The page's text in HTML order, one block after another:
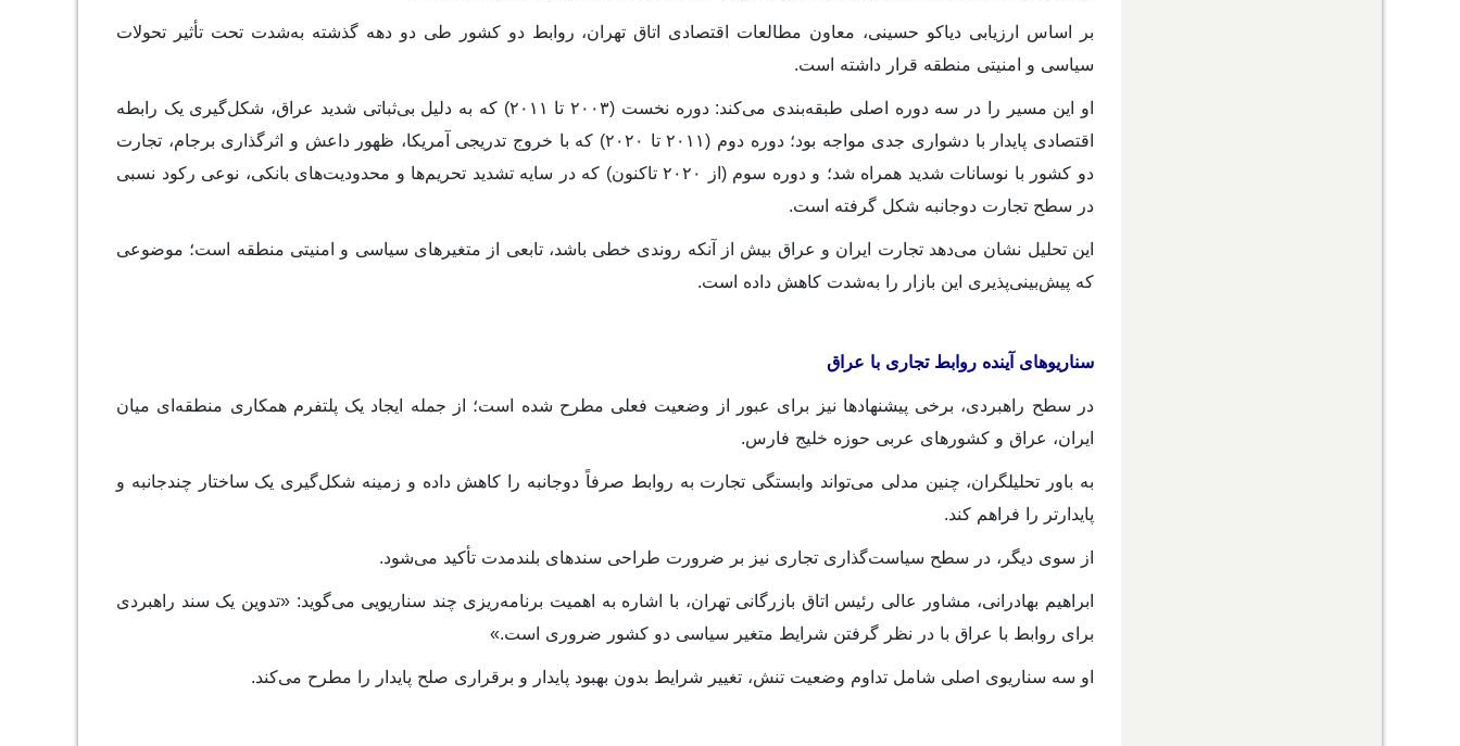
بر اساس ارزیابی دیاکو حسینی، معاون مطالعات اقتصادی اتاق تهران، روابط دو کشور طی دو دهه گذشته به‌شدت تحت تأثیر تحولات
سیاسی و امنیتی منطقه قرار داشته است.
او این مسیر را در سه دوره اصلی طبقه‌بندی می‌کند: دوره نخست (۲۰۰۳ تا ۲۰۱۱) که به دلیل بی‌ثباتی شدید عراق، شکل‌گیری یک رابطه
اقتصادی پایدار با دشواری جدی مواجه بود؛ دوره دوم (۲۰۱۱ تا ۲۰۲۰) که با خروج تدریجی آمریکا، ظهور داعش و اثرگذاری برجام، تجارت
دو کشور با نوسانات شدید همراه شد؛ و دوره سوم (از ۲۰۲۰ تاکنون) که در سایه تشدید تحریم‌ها و محدودیت‌های بانکی، نوعی رکود نسبی
در سطح تجارت دوجانبه شکل گرفته است.
این تحلیل نشان می‌دهد تجارت ایران و عراق بیش از آنکه روندی خطی باشد، تابعی از متغیرهای سیاسی و امنیتی منطقه است؛ موضوعی
که پیش‌بینی‌پذیری این بازار را به‌شدت کاهش داده است.
سناریوهای آینده روابط تجاری با عراق
در سطح راهبردی، برخی پیشنهادها نیز برای عبور از وضعیت فعلی مطرح شده است؛ از جمله ایجاد یک پلتفرم همکاری منطقه‌ای میان
ایران، عراق و کشورهای عربی حوزه خلیج فارس.
به باور تحلیلگران، چنین مدلی می‌تواند وابستگی تجارت به روابط صرفاً دوجانبه را کاهش داده و زمینه شکل‌گیری یک ساختار چندجانبه و
پایدارتر را فراهم کند.
از سوی دیگر، در سطح سیاست‌گذاری تجاری نیز بر ضرورت طراحی سندهای بلندمدت تأکید می‌شود.
ابراهیم بهادرانی، مشاور عالی رئیس اتاق بازرگانی تهران، با اشاره به اهمیت برنامه‌ریزی چند سناریویی می‌گوید: «تدوین یک سند راهبردی
برای روابط با عراق با در نظر گرفتن شرایط متغیر سیاسی دو کشور ضروری است.»
او سه سناریوی اصلی شامل تداوم وضعیت تنش، تغییر شرایط بدون بهبود پایدار و برقراری صلح پایدار را مطرح می‌کند.